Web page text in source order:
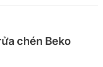
chén Beko